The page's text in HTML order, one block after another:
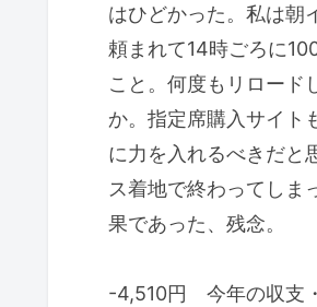
はひどかった。私は朝
頼まれて14時ごろに
こと。何度もリロード
か。指定席購入サイト
に力を入れるべきだと
ス着地で終わってしま
果であった、残念。
-4,510円 今年の収支